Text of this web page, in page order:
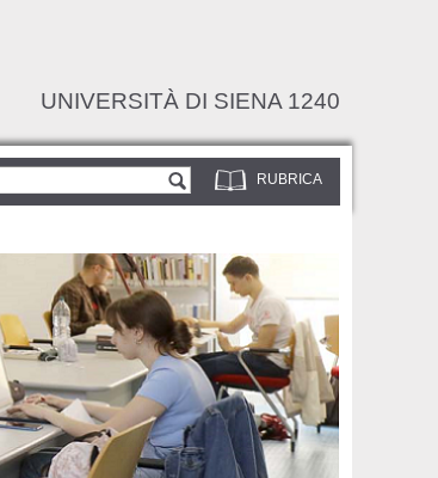
UNIVERSITÀ DI SIENA 1240
RUBRICA
Form di ricerca